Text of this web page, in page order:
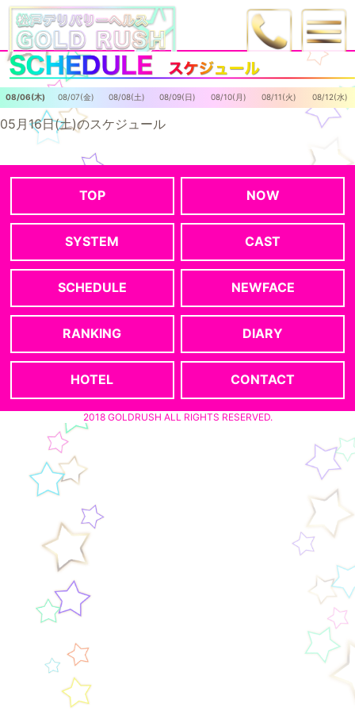
08/06(木) 08/07(金) 08/08(土) 08/09(日) 08/10(月) 08/11(火) 08/12(水)
05月16日(土)のスケジュール
TOP NOW
SYSTEM CAST
SCHEDULE NEWFACE
RANKING DIARY
HOTEL CONTACT
2018 GOLDRUSH ALL RIGHTS RESERVED.